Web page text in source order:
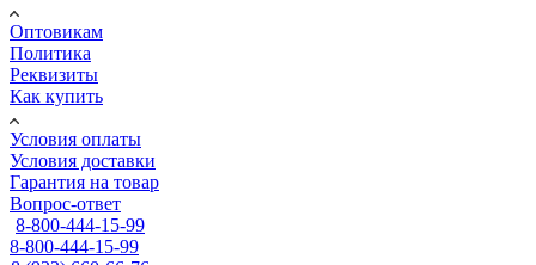
Оптовикам
Политика
Реквизиты
Как купить
Условия оплаты
Условия доставки
Гарантия на товар
Вопрос-ответ
8-800-444-15-99
8-800-444-15-99